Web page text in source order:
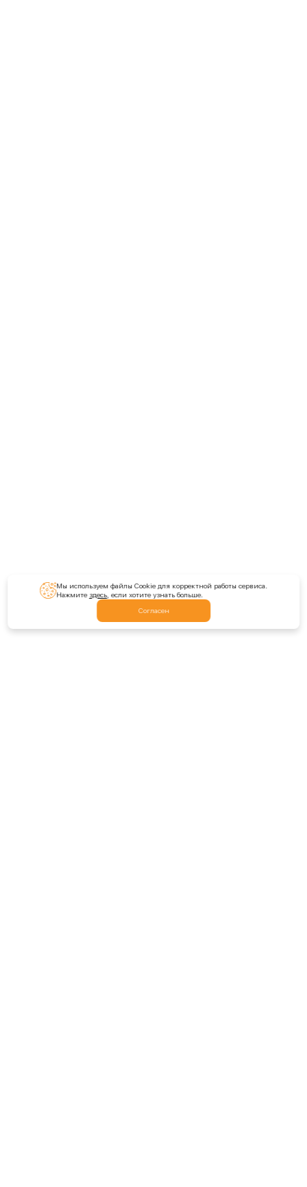
Мы используем файлы Cookie для корректной работы сервиса.
Нажмите здесь, если хотите узнать больше.
Согласен